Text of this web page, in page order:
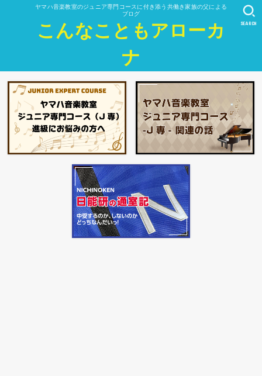
ヤマハ音楽教室のジュニア専門コースに付き添う共働き家族の父による
ブログ
こんなこともアローカ
ナ
SEARCH